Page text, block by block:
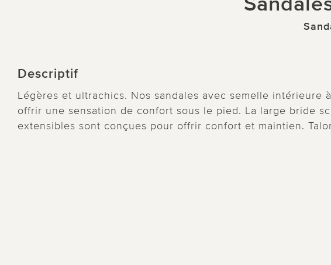
Descriptif
Légères et ultrachics. Nos sandales avec semelle intérieure
offrir une sensation de confort sous le pied. La large bride
extensibles sont conçues pour offrir confort et maintien.